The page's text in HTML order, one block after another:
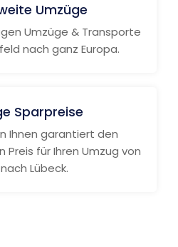
Umzüge
Umzüge & Transporte
nach ganz Europa.
Sparpreise
Ihnen garantiert den
Preis für Ihren Umzug von
Lübeck.